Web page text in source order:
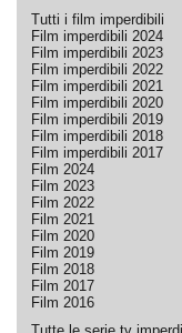
Tutti i film imperdibili
Film imperdibili 2024
Film imperdibili 2023
Film imperdibili 2022
Film imperdibili 2021
Film imperdibili 2020
Film imperdibili 2019
Film imperdibili 2018
Film imperdibili 2017
Film 2024
Film 2023
Film 2022
Film 2021
Film 2020
Film 2019
Film 2018
Film 2017
Film 2016